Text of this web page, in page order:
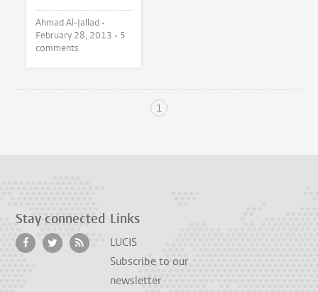
Ahmad Al-Jallad •
February 28, 2013 • 5
comments
1
Stay connected Links
LUCIS
Subscribe to our
newsletter